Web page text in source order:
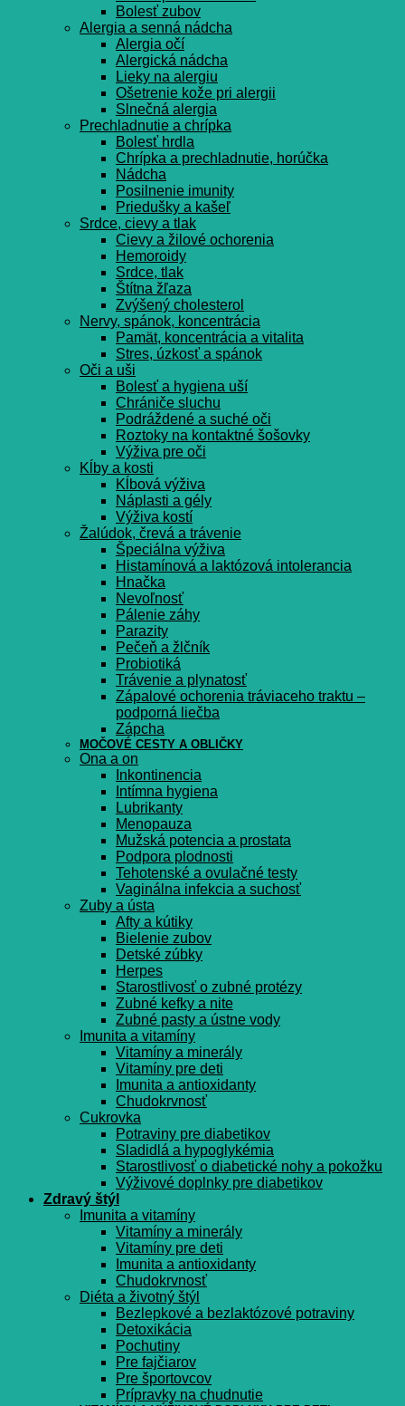
Bolesť zubov
Alergia a senná nádcha
Alergia očí
Alergická nádcha
Lieky na alergiu
Ošetrenie kože pri alergii
Slnečná alergia
Prechladnutie a chrípka
Bolesť hrdla
Chrípka a prechladnutie, horúčka
Nádcha
Posilnenie imunity
Priedušky a kašeľ
Srdce, cievy a tlak
Cievy a žilové ochorenia
Hemoroidy
Srdce, tlak
Štítna žľaza
Zvýšený cholesterol
Nervy, spánok, koncentrácia
Pamät, koncentrácia a vitalita
Stres, úzkosť a spánok
Oči a uši
Bolesť a hygiena uší
Chrániče sluchu
Podráždené a suché oči
Roztoky na kontaktné šošovky
Výživa pre oči
Kĺby a kosti
Kĺbová výživa
Náplasti a gély
Výživa kostí
Žalúdok, črevá a trávenie
Špeciálna výživa
Histamínová a laktózová intolerancia
Hnačka
Nevoľnosť
Pálenie záhy
Parazity
Pečeň a žlčník
Probiotiká
Trávenie a plynatosť
Zápalové ochorenia tráviaceho traktu –
podporná liečba
Zápcha
MOČOVÉ CESTY A OBLIČKY
Ona a on
Inkontinencia
Intímna hygiena
Lubrikanty
Menopauza
Mužská potencia a prostata
Podpora plodnosti
Tehotenské a ovulačné testy
Vaginálna infekcia a suchosť
Zuby a ústa
Afty a kútiky
Bielenie zubov
Detské zúbky
Herpes
Starostlivosť o zubné protézy
Zubné kefky a nite
Zubné pasty a ústne vody
Imunita a vitamíny
Vitamíny a minerály
Vitamíny pre deti
Imunita a antioxidanty
Chudokrvnosť
Cukrovka
Potraviny pre diabetikov
Sladidlá a hypoglykémia
Starostlivosť o diabetické nohy a pokožku
Výživové doplnky pre diabetikov
Zdravý štýl
Imunita a vitamíny
Vitamíny a minerály
Vitamíny pre deti
Imunita a antioxidanty
Chudokrvnosť
Diéta a životný štýl
Bezlepkové a bezlaktózové potraviny
Detoxikácia
Pochutiny
Pre fajčiarov
Pre športovcov
Prípravky na chudnutie